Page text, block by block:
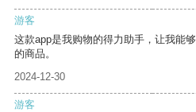
游客
这款app是我购物的得力助手，让我能
的商品。
2024-12-30
游客